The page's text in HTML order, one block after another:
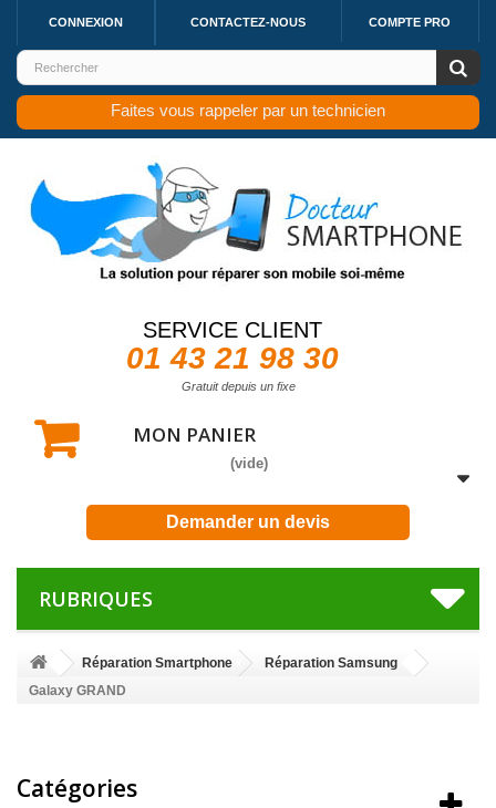
CONNEXION CONTACTEZ-NOUS COMPTE PRO
Faites vous rappeler par un technicien
SERVICE CLIENT
01 43 21 98 30
Gratuit depuis un fixe
MON PANIER
(vide)
Demander un devis
RUBRIQUES
Réparation Smartphone
Réparation Samsung
Galaxy GRAND
Catégories